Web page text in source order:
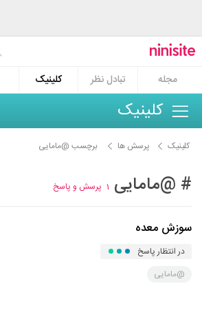
مجله
تبادل نظر کلینیک
کلینیک
کلینیک پرسش ها برچسب @مامایی
# @مامایی 1 پرسش و پاسخ
سوزش معده
در انتظار پاسخ
@مامایی